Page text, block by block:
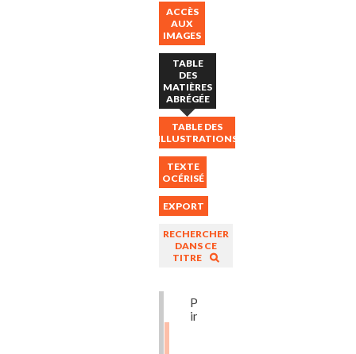
ACCÈS
AUX
IMAGES
TABLE
DES
MATIÈRES
ABRÉGÉE
TABLE DES
ILLUSTRATIONS
TEXTE
OCÉRISÉ
EXPORT
RECHERCHER
DANS CE
TITRE
Première
image